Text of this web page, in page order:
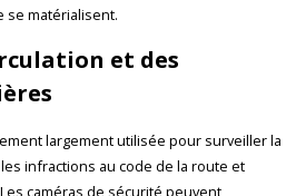
se matérialisent.
et des
largement utilisée pour surveiller la
infractions au code de la route et
caméras de sécurité peuvent